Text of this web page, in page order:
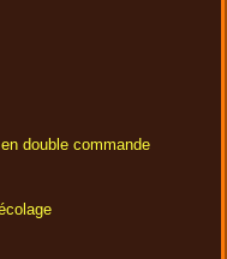
double commande